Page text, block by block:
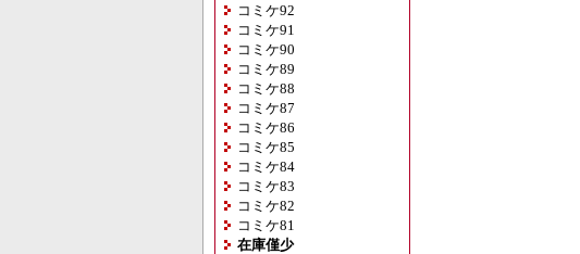
コミケ92
コミケ91
コミケ90
コミケ89
コミケ88
コミケ87
コミケ86
コミケ85
コミケ84
コミケ83
コミケ82
コミケ81
在庫僅少